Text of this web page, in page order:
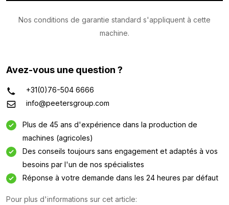
Nos conditions de garantie standard s'appliquent à cette
machine.
Avez-vous une question ?
+31(0)76-504 6666
info@peetersgroup.com
Plus de 45 ans d'expérience dans la production de
machines (agricoles)
Des conseils toujours sans engagement et adaptés à vos
besoins par l'un de nos spécialistes
Réponse à votre demande dans les 24 heures par défaut
Pour plus d'informations sur cet article: